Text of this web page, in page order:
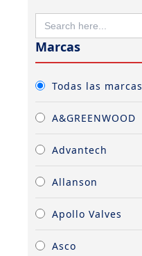
SEARCH
FOR:
Marcas
Todas las marcas
A&GREENWOOD
Advantech
Allanson
Apollo Valves
Asco